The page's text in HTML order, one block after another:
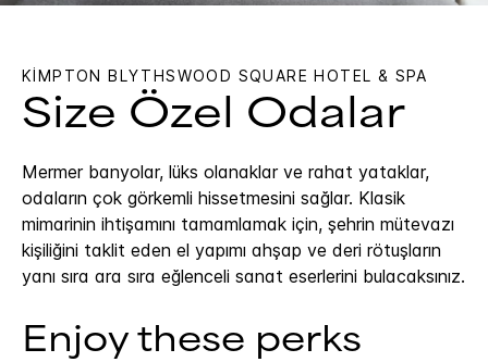
KIMPTON BLYTHSWOOD SQUARE HOTEL & SPA
Size Özel Odalar
Mermer banyolar, lüks olanaklar ve rahat yataklar,
odaların çok görkemli hissetmesini sağlar. Klasik
mimarinin ihtişamını tamamlamak için, şehrin mütevazı
kişiliğini taklit eden el yapımı ahşap ve deri rötuşların
yanı sıra ara sıra eğlenceli sanat eserlerini bulacaksınız.
Enjoy these perks